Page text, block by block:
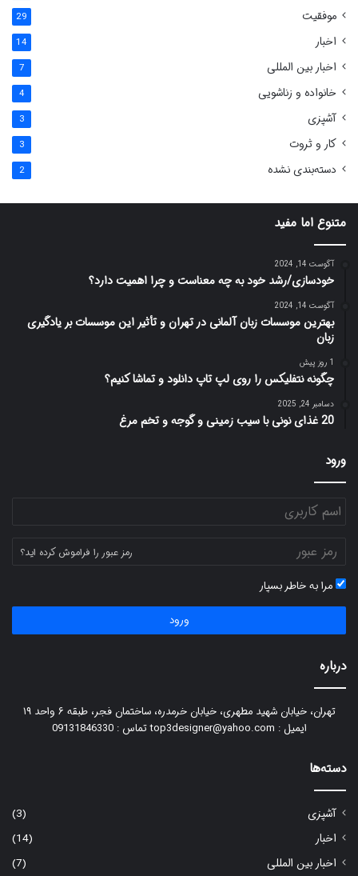
موفقیت 29
اخبار 14
اخبار بین المللی 7
خانواده و زناشویی 4
آشپزی 3
کار و ثروت 3
دسته‌بندی نشده 2
متنوع اما مفید
آگوست 14, 2024
خودسازی/رشد خود به چه معناست و چرا اهمیت دارد؟
آگوست 14, 2024
بهترین موسسات زبان آلمانی در تهران و تأثیر این موسسات بر یادگیری
زبان
1 روز پیش
چگونه نتفلیکس را روی لپ تاپ دانلود و تماشا کنیم؟
دسامبر 24, 2025
20 غذای نونی با سیب زمینی و گوجه و تخم مرغ
ورود
رمز عبور را فراموش کرده اید؟
مرا به خاطر بسپار
ورود
درباره
تهران، خیابان شهید مطهری، خیابان خرمدره، ساختمان فجر، طبقه ۶ واحد ۱۹
ایمیل : top3designer@yahoo.com تماس : 09131846330
دسته‌ها
آشپزی
(3)
اخبار
(14)
اخبار بین المللی
(7)